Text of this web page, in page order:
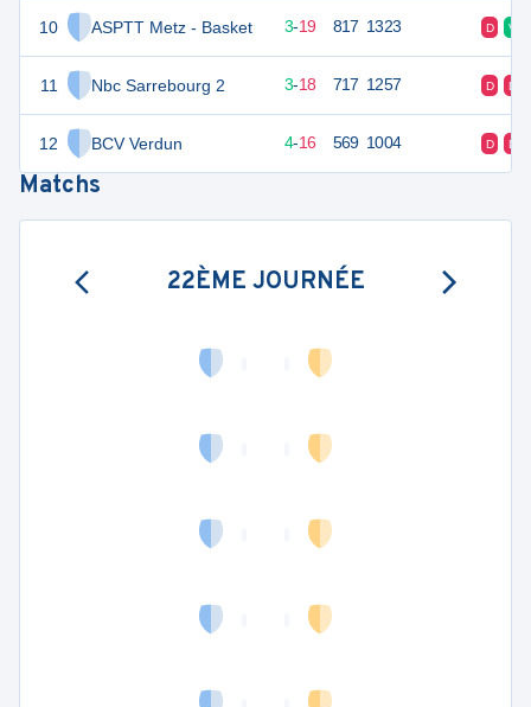
10 ASPTT Metz - Basket
11 Nbc Sarrebourg 2
12 BCV Verdun
27 22 3-19 817 1323 D V
26 3-18 717 1257 D D
4-16 569 1004 D D
Matchs
22ÈME JOURNÉE